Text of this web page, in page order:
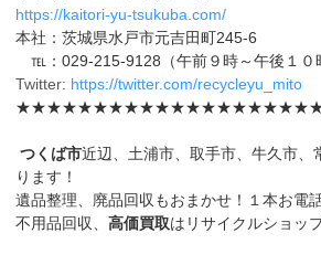
https://kaitori-yu-tsukuba.com/
本社：茨城県水戸市元吉田町245-6
℡：029-215-9128（午前９時～午後１０
Twitter: https://twitter.com/recycleyu_mito
つくば市近辺、土浦市、取手市、牛久市、
ります！
遺品整理、廃品回収もおまかせ！１本お電
不用品回収、高価買取はリサイクルショッ